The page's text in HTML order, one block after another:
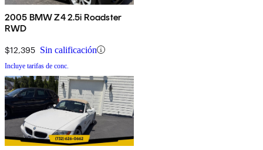
2005 BMW Z4 2.5i Roadster
RWD
$12,395 Sin calificación
Incluye tarifas de conc.